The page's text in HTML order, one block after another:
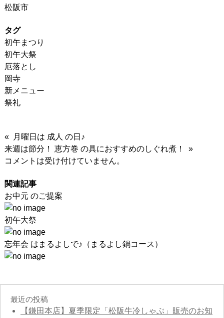
松阪市
タグ
初午まつり
初午大祭
厄落とし
岡寺
新メニュー
祭礼
« 月曜日は 成人 の日♪
来週は節分！ 恵方巻 の具におすすめのしぐれ煮！ »
コメントは受け付けていません。
関連記事
お中元 のご提案
初午大祭
忘年会 はまるよしで♪（まるよし鍋コース）
最近の投稿
【鎌田本店】夏季限定「松阪牛冷しゃぶ」販売のお知